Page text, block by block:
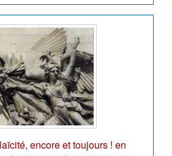
encore et toujours ! en